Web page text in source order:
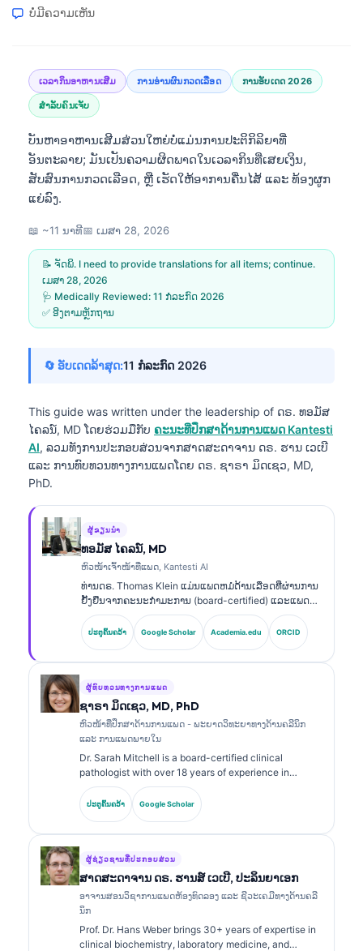
ບໍ່​ມີ​ຄວາມ​ເຫັນ
ເວລາກິນອາຫານເສີມ ການອ່ານຜົນກວດເລືອດ ການອັບເດດ 2026
ສຳລັບຄົນເຈັບ
ບັນຫາອາຫານເສີມສ່ວນໃຫຍ່ບໍ່ແມ່ນການປະຕິກິລິຍາທີ່
ອັນຕະລາຍ; ມັນເປັນຄວາມຜິດພາດໃນເວລາກິນທີ່ເສຍເງິນ,
ສັບສົນການກວດເລືອດ, ຫຼື ເຮັດໃຫ້ອາການຄື່ນໄສ້ ແລະ ທ້ອງຜູກ
ແຍ່ລົງ.
📖 ~11 ນາທີ📅 ເມສາ 28, 2026
📝 ຈັດພິ. I need to provide translations for all items; continue.
ເມສາ 28, 2026
🩺 Medically Reviewed: 11 ກໍລະກົດ 2026
✅ ອີງຕາມຫຼັກຖານ
🔄 ອັບເດດລ້າສຸດ:11 ກໍລະກົດ 2026
This guide was written under the leadership of ດຣ. ທອມັສ
ໄຄລນ໌, MDໂດຍຮ່ວມມືກັບ ຄະນະທີ່ປຶກສາດ້ານການແພດ Kantesti
AI, ລວມທັງການປະກອບສ່ວນຈາກສາດສະດາຈານ ດຣ. ຮານ ເວເບີ
ແລະ ການທົບທວນທາງການແພດໂດຍ ດຣ. ຊາຣາ ມິດເຊວ, MD,
PhD.
ຜູ້ຂຽນນຳ
ທອມັສ ໄຄລນ໌, MD
ຫົວໜ້າເຈົ້າໜ້າທີ່ແພດ, Kantesti AI
ທ່ານດຣ. Thomas Klein ແມ່ນແພດຫມໍດ້ານເລືອດທີ່ຜ່ານການ
ຢັ້ງຢືນຈາກຄະນະກຳມະການ (board-certified) ແລະແພດ
ອາຍຸລະບົບ (internist) ທີ່ມີປະສົບການຫຼາຍກວ່າ 15 ປີ ໃນດ້ານ
ການແພດທາງຫ້ອງທົດລອງ ແລະການວິເຄາະທາງຄລີນິກທີ່ຊ່ວຍ
ໂດຍ AI. ໃນຖານະ Chief Medical Officer ຢູ່ Kantesti AI,
(proprietary). ທ່ານດຣ. Klein ໄດ້ຕີພິມຜົນງານຢ່າງ
ກວ້າງຂວາງກ່ຽວກັບການຕີຄວາມ biomarker ແລະການວິນິດ
ໄຊທາງຫ້ອງທົດລອງ ໃນຫົວຂໍ້ດ້ານການແພດທາງຫ້ອງທົດລອງ.
ປະຕູຄົ້ນຄວ້າ Google Scholar Academia.edu ORCID
ຜູ້ທົບທວນທາງການແພດ
ຊາຣາ ມິດເຊວ, MD, PhD
ຫົວໜ້າທີ່ປຶກສາດ້ານການແພດ - ພະຍາດວິທະຍາທາງດ້ານຄລີນິກ
ແລະ ການແພດພາຍໃນ
Dr. Sarah Mitchell is a board-certified clinical
pathologist with over 18 years of experience in
laboratory medicine and diagnostic analysis. She
holds specialty certifications in clinical chemistry and
has published extensively on biomarker panels and
ປະຕູຄົ້ນຄວ້າ Google Scholar
ຜູ້ຊ່ຽວຊານທີ່ປະກອບສ່ວນ
ສາດສະດາຈານ ດຣ. ຮານສ໌ ເວເບີ, ປະລິນຍາເອກ
ອາຈານສອນວິຊາການແພດຫ້ອງທົດລອງ ແລະ ຊີວະເຄມີທາງດ້ານຄລີ
ນິກ
Prof. Dr. Hans Weber brings 30+ years of expertise in
clinical biochemistry, laboratory medicine, and